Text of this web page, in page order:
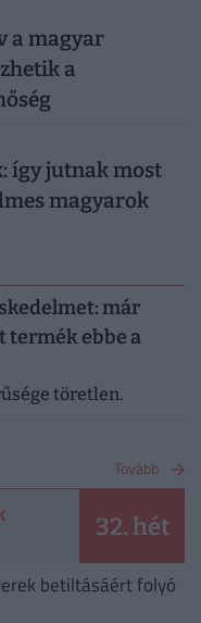
a magyar
a
így jutnak most
magyarok
már
termék ebbe a
töretlen.
Tovább
32. hét
betiltásáért folyó